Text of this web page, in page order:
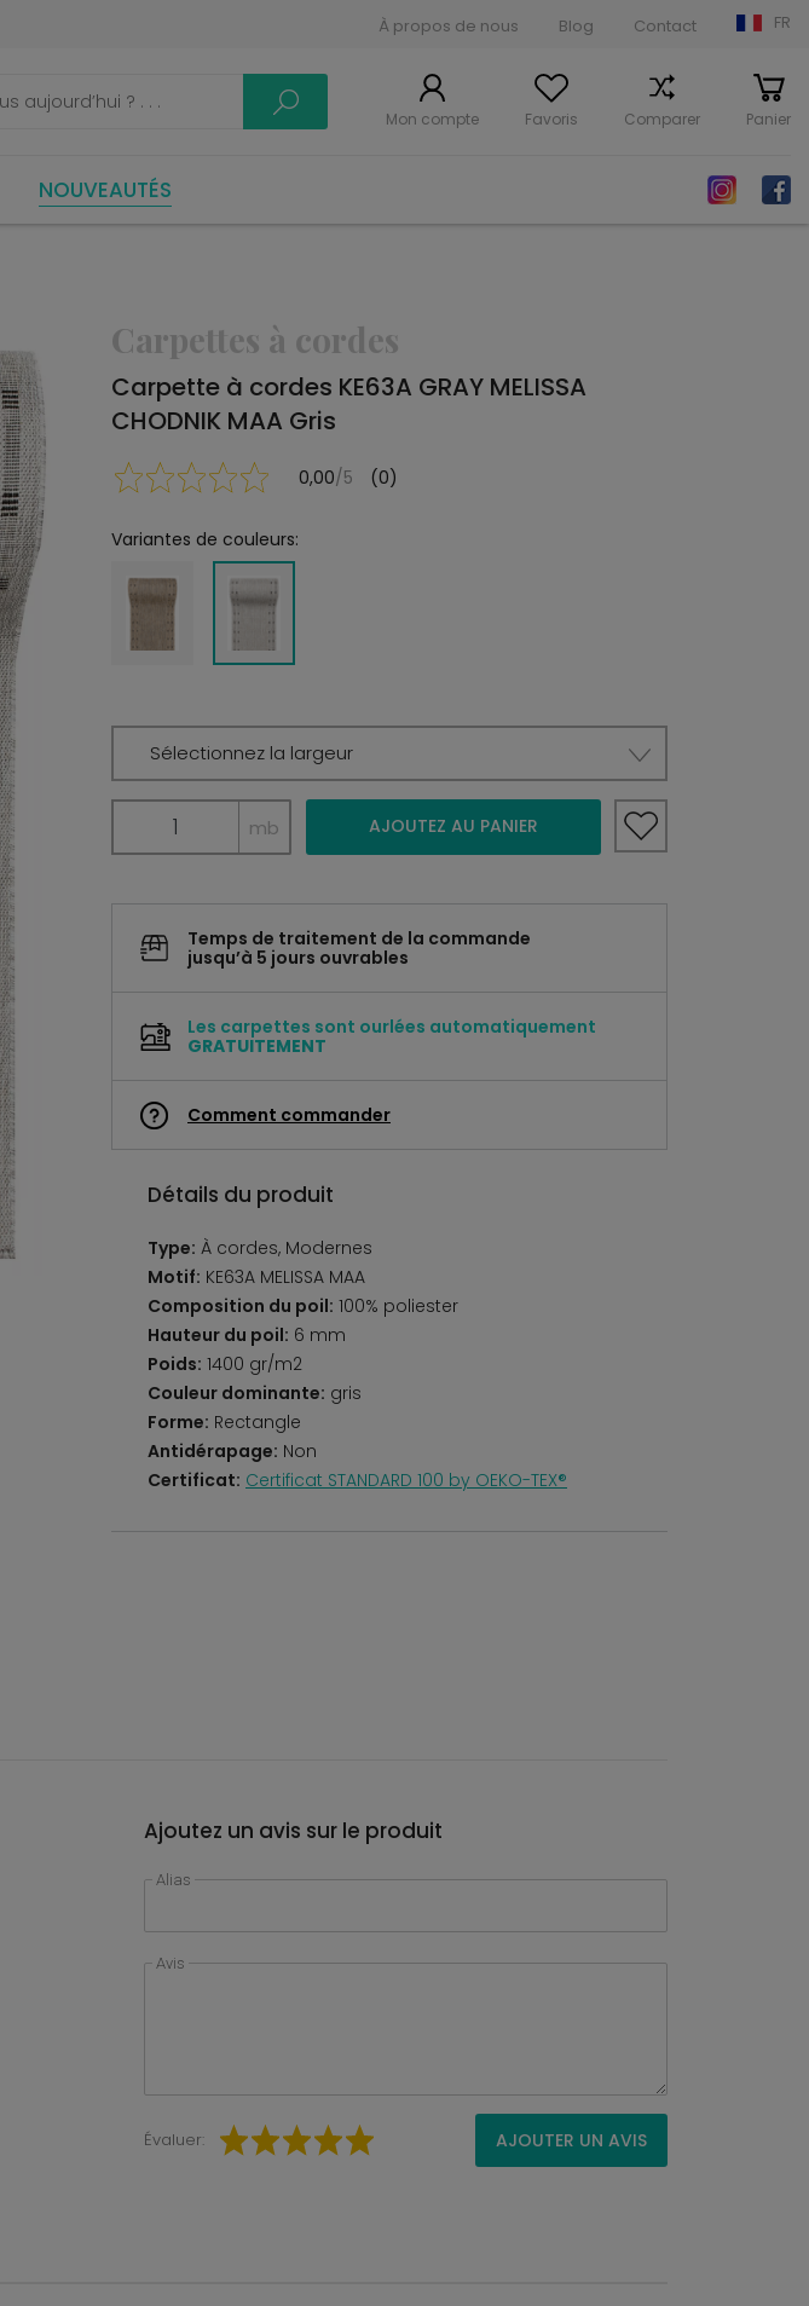
À propos de nous Blog Contact FR
Mon compte Favoris Comparer Panier
NOUVEAUTÉS
Carpettes à cordes
Carpette à cordes KE63A GRAY MELISSA
CHODNIK MAA Gris
0,00/5 (0)
Variantes de couleurs:
Sélectionnez la largeur
mb AJOUTEZ AU PANIER
Temps de traitement de la commande
jusqu’à 5 jours ouvrables
Les carpettes sont ourlées automatiquement
GRATUITEMENT
Comment commander
Détails du produit
Type: À cordes, Modernes
Motif: KE63A MELISSA MAA
Composition du poil: 100% poliester
Hauteur du poil: 6 mm
Poids: 1400 gr/m2
Couleur dominante: gris
Forme: Rectangle
Antidérapage: Non
Certificat: Certificat STANDARD 100 by OEKO-TEX®
Ajoutez un avis sur le produit
Alias
Avis
Évaluer: AJOUTER UN AVIS